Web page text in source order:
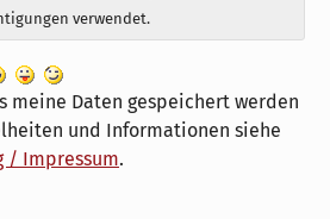
verwendet.
meine Daten gespeichert werden
und Informationen siehe
/ Impressum.